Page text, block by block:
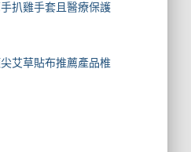
扒雞手套且醫療保護
艾草貼布推薦產品椎